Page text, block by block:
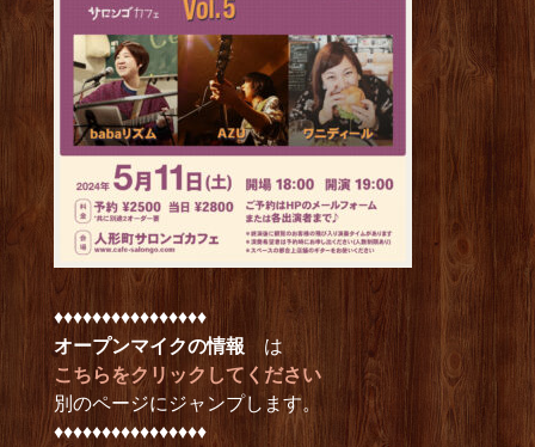
♦︎♦︎♦︎♦︎♦︎♦︎♦︎♦︎♦︎♦︎♦︎♦︎♦︎♦︎♦︎♦︎
オープンマイクの情報 は
こちらをクリックしてください
別のページにジャンプします。
♦︎♦︎♦︎♦︎♦︎♦︎♦︎♦︎♦︎♦︎♦︎♦︎♦︎♦︎♦︎♦︎